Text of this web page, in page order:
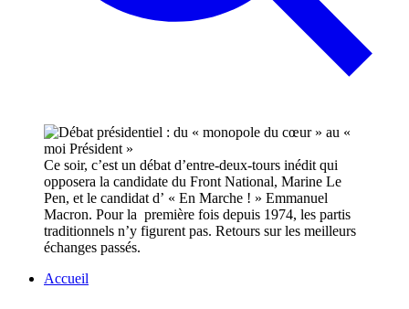
Ce soir, c’est un débat d’entre-deux-tours inédit qui
opposera la candidate du Front National, Marine Le
Pen, et le candidat d’ « En Marche ! » Emmanuel
Macron. Pour la première fois depuis 1974, les partis
traditionnels n’y figurent pas. Retours sur les meilleurs
échanges passés.
Accueil